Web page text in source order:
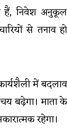
हैं, निवेश अनुकूल
से तनाव हो
में बदलाव
बढ़ेगा। माता के
रहेगा।